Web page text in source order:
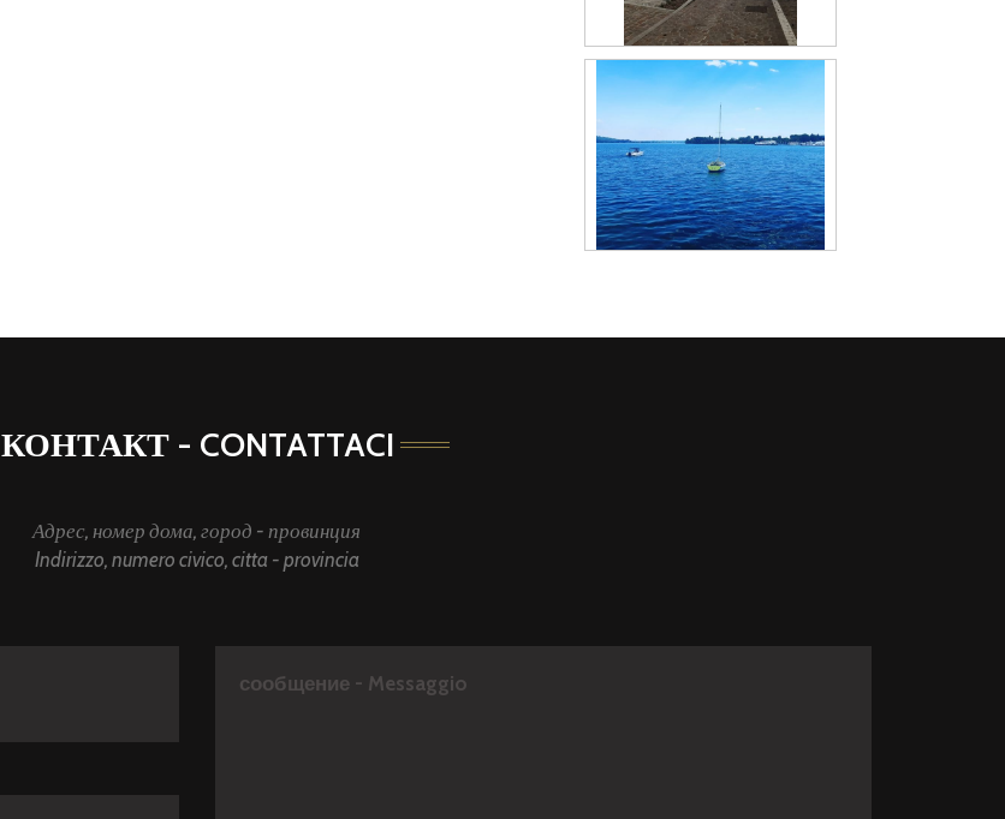
КОНТАКТ - CONTATTACI
Адрес, номер дома, город - провинция
Indirizzo, numero civico, citta - provincia